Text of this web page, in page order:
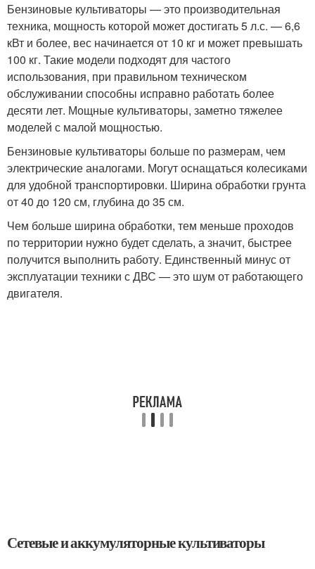
Бензиновые культиваторы — это производительная
техника, мощность которой может достигать 5 л.с. — 6,6
кВт и более, вес начинается от 10 кг и может превышать
100 кг. Такие модели подходят для частого
использования, при правильном техническом
обслуживании способны исправно работать более
десяти лет. Мощные культиваторы, заметно тяжелее
моделей с малой мощностью.
Бензиновые культиваторы больше по размерам, чем
электрические аналогами. Могут оснащаться колесиками
для удобной транспортировки. Ширина обработки грунта
от 40 до 120 см, глубина до 35 см.
Чем больше ширина обработки, тем меньше проходов
по территории нужно будет сделать, а значит, быстрее
получится выполнить работу. Единственный минус от
эксплуатации техники с ДВС — это шум от работающего
двигателя.
Сетевые и аккумуляторные культиваторы